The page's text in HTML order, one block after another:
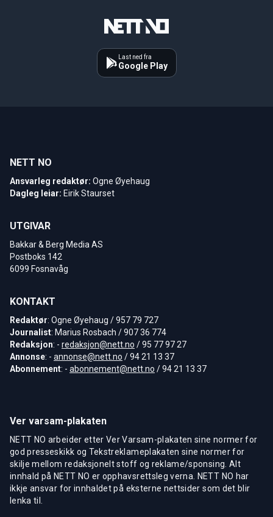
Last ned fra
Google Play
NETT NO
Ansvarleg redaktør: Ogne Øyehaug
Dagleg leiar: Eirik Staurset
UTGIVAR
Bakkar & Berg Media AS
Postboks 142
6099 Fosnavåg
KONTAKT
Redaktør: Ogne Øyehaug / 957 79 727
Journalist: Marius Rosbach / 907 36 774
Redaksjon: - redaksjon@nett.no / 95 77 97 27
Annonse: - annonse@nett.no / 94 21 13 37
Abonnement: - abonnement@nett.no / 94 21 13 37
Ver varsam-plakaten
NETT NO arbeider etter Ver Varsam-plakaten sine normer for
god presseskikk og Tekstreklameplakaten sine normer for
skilje mellom redaksjonelt stoff og reklame/sponsing. Alt
innhald på NETT NO er opphavsrettsleg verna. NETT NO har
ikkje ansvar for innhaldet på eksterne nettsider som det blir
lenka til.